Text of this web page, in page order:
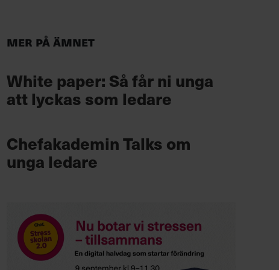
Mer på ämnet
White paper: Så får ni unga
att lyckas som ledare
Chefakademin Talks om
unga ledare